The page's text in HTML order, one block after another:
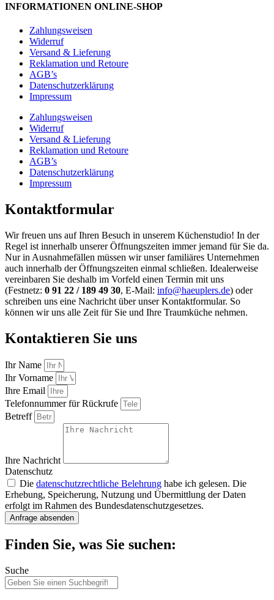
INFORMATIONEN ONLINE-SHOP
Zahlungsweisen
Widerruf
Versand & Lieferung
Reklamation und Retoure
AGB’s
Datenschutzerklärung
Impressum
Zahlungsweisen
Widerruf
Versand & Lieferung
Reklamation und Retoure
AGB’s
Datenschutzerklärung
Impressum
Kontaktformular
Wir freuen uns auf Ihren Besuch in unserem Küchenstudio! In der
Regel ist innerhalb unserer Öffnungszeiten immer jemand für Sie da.
Nur in Ausnahmefällen müssen wir unser familiäres Unternehmen
auch innerhalb der Öffnungszeiten einmal schließen. Idealerweise
vereinbaren Sie deshalb im Vorfeld einen Termin mit uns
(Festnetz: 0 91 22 / 189 49 30, E-Mail: info@haeuplers.de) oder
schreiben uns eine Nachricht über unser Kontaktformular. So
können wir uns alle Zeit für Sie und Ihre Traumküche nehmen.
Kontaktieren Sie uns
Ihr Name
Ihr Vorname
Ihre Email
Telefonnummer für Rückrufe
Betreff
Ihre Nachricht
Datenschutz
Die datenschutzrechtliche Belehrung habe ich gelesen. Die
Erhebung, Speicherung, Nutzung und Übermittlung der Daten
erfolgt im Rahmen des Bundesdatenschutzgesetzes.
Anfrage absenden
Finden Sie, was Sie suchen:
Suche